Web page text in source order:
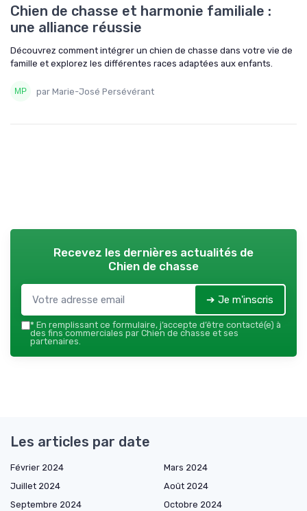
Chien de chasse et harmonie familiale :
une alliance réussie
Découvrez comment intégrer un chien de chasse dans votre vie de
famille et explorez les différentes races adaptées aux enfants.
par Marie-José Persévérant
Recevez les dernières actualités de
Chien de chasse
➔ Je m'inscris
* En remplissant ce formulaire, j’accepte d’être contacté(e) à
des fins commerciales par Chien de chasse et ses
partenaires.
Les articles par date
Février 2024
Mars 2024
Juillet 2024
Août 2024
Septembre 2024
Octobre 2024